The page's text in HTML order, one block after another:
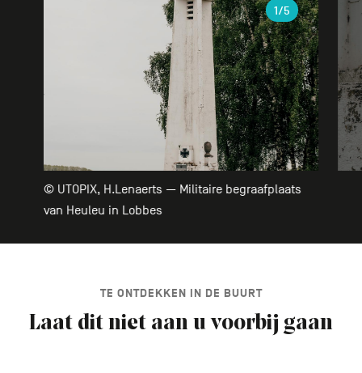
© UTOPIX, H.Lenaerts — Militaire begraafplaats
van Heuleu in Lobbes
1/5
TE ONTDEKKEN IN DE BUURT
Laat dit niet aan u voorbij gaan